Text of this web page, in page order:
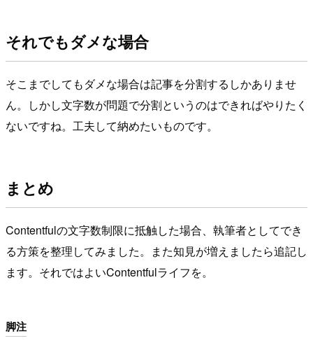
それでもダメな場合
そこまでしてもダメな場合は記事を分割するしかありませ
ん。しかし文字数が問題で分割というのはできればやりたく
ないですね。工夫して納めたいものです。
まとめ
Contentfulの文字数制限に抵触した場合、執筆者としてでき
る方策を整理してみました。また知見が増えましたら追記し
ます。それではよいContentfulライフを。
脚注